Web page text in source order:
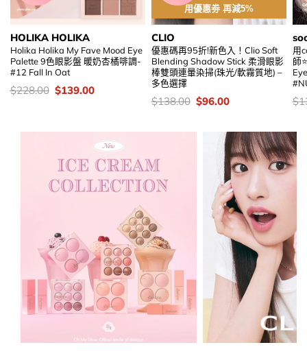
HOLIKA HOLIKA
Holika Holika My Fave Mood Eye
Palette 9色眼影盤 暖奶杏橘啡調-
#12 Fall In Oat
價
錢：
$228.00 Original
price
$139.00Current
用優惠劵 再減5%
CLIO
優惠碼再95折!新色入！Clio Soft
Blending Shadow Stick 柔滑眼影
棒雙頭連暈染掃(珠光/軟霧質地) –
多色選擇
價
錢：
$138.00 Original
price
$138.00.
$96.00Current
$96.00.
用
師
價
錢
$